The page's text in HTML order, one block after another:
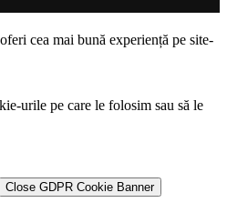
cea mai bună experiență pe site-
urile pe care le folosim sau să le
Close GDPR Cookie Banner